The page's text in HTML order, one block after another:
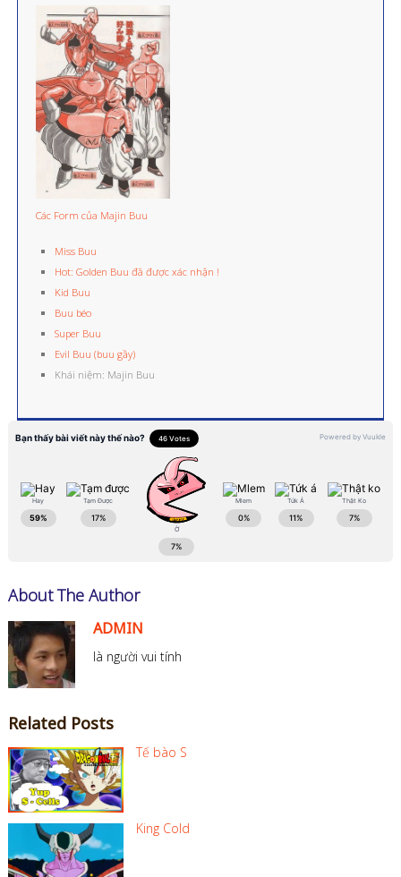
Các Form của Majin Buu
Miss Buu
Hot: Golden Buu đã được xác nhận !
Kid Buu
Buu béo
Super Buu
Evil Buu (buu gầy)
Khái niệm: Majin Buu
About The Author
ADMIN
là người vui tính
Related Posts
Tế bào S
King Cold